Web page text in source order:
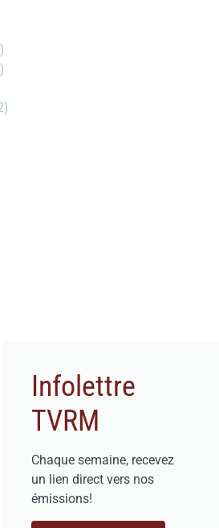
Infolettre
TVRM
Chaque semaine, recevez
un lien direct vers nos
émissions!